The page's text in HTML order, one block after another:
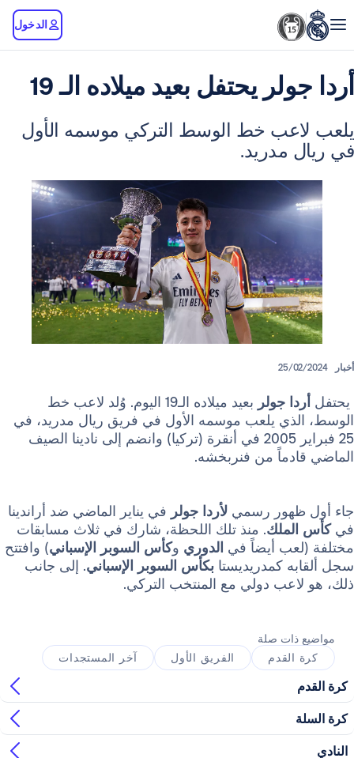
يحتفل بعيد ميلاده الـ 19
خط الوسط التركي موسمه الأول
25/
جولر
بعيد ميلاده الـ19 اليوم. وُلد لاعب خط
يلعب موسمه الأول في فريق ريال مدريد، في
25 فبراير 2005 في أنقرة (تركيا) وانضم إلى نادينا الصيف
من فنربخشه.
رسميلأردا جولر في يناير الماضي ضد أراندينا
. منذ تلك اللحظة، شارك في ثلاث مسابقات
أيضاً فيالدوريوكأس السوبر الإسباني) وافتتح
كمدريديستابكأس السوبر الإسباني. إلى جانب
دولي مع المنتخب التركي.
صلة
الفريق الأول آخر المستجدات